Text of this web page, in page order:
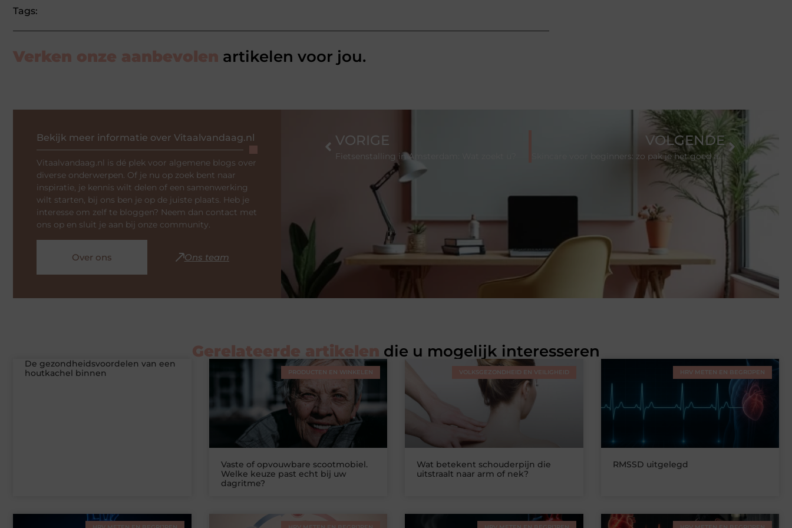
Tags:
Verken onze aanbevolen artikelen voor jou.
Bekijk meer informatie over Vitaalvandaag.nl
Vitaalvandaag.nl is dé plek voor algemene blogs over
diverse onderwerpen. Of je nu op zoek bent naar
inspiratie, je kennis wilt delen of een samenwerking
wilt starten, bij ons ben je op de juiste plaats. Heb je
interesse om zelf te bloggen? Neem dan contact met
ons op en sluit je aan bij onze community.
Over ons Ons team
VORIGE
Fietsenstalling in Amsterdam: Wat zoekt u?
VOLGENDE
Skincare voor beginners: zo pak je het goed aan
Gerelateerde artikelen die u mogelijk interesseren
De gezondheidsvoordelen van een
houtkachel binnen
PRODUCTEN EN WINKELEN
Vaste of opvouwbare scootmobiel.
Welke keuze past echt bij uw
dagritme?
VOLKSGEZONDHEID EN VEILIGHEID
Wat betekent schouderpijn die
uitstraalt naar arm of nek?
HRV METEN EN BEGRIJPEN
RMSSD uitgelegd